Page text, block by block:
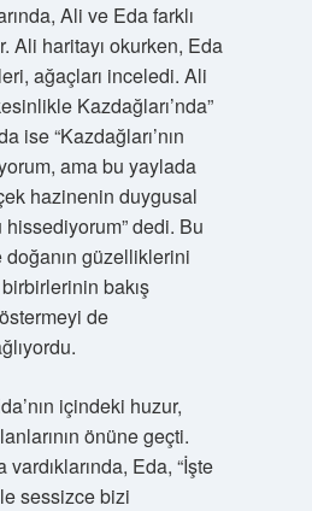
Ali ve Eda farklı
Ali haritayı okurken, Eda
ağaçları inceledi. Ali
Kazdağları’nda”
ise “Kazdağları’nın
ama bu yaylada
hazinenin duygusal
dedi. Bu
güzelliklerini
bakış
de
içindeki huzur,
önüne geçti.
vardıklarında, Eda, “İşte
sessizce bizi